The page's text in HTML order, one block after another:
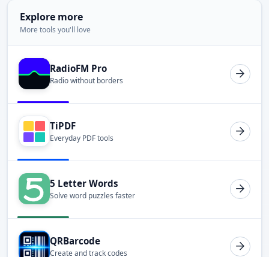
Explore more
More tools you'll love
RadioFM Pro
Radio without borders
TiPDF
Everyday PDF tools
5 Letter Words
Solve word puzzles faster
QRBarcode
Create and track codes